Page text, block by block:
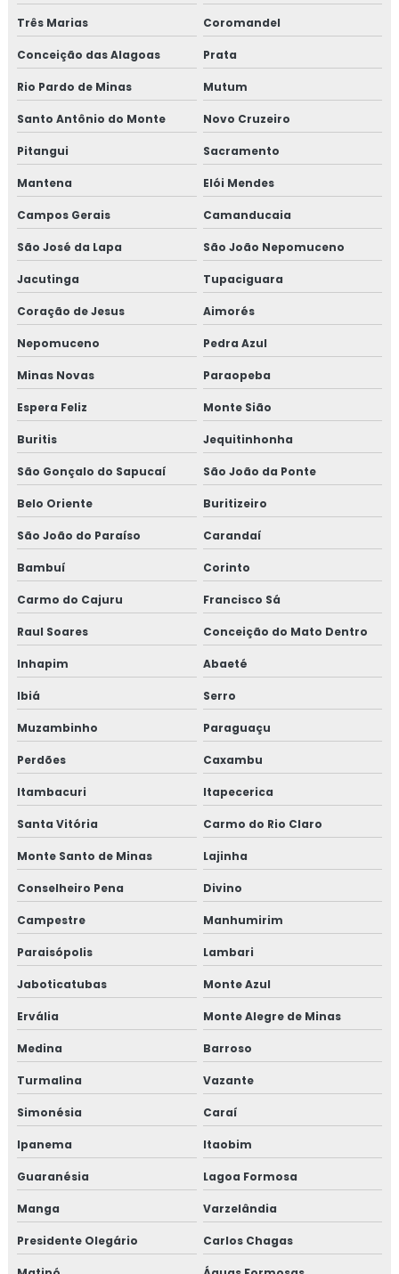
Treinamento em atualização do manual de bpf
Treinamento em auditoria de fornecedores
Treinamento em auditoria interna
Treinamento em auditoria interna da norma FSSC 22000
Treinamento em avaliação de fornecedores
Treinamento em boas práticas de fabricação
Treinamento em boas práticas em laboratórios
Treinamento em certificação GMP+2020
Treinamento em controle de alergênicos
Treinamento em controle de pragas
Treinamento para coordenadores de equipes de melhoria
Treinamento em cultura da segurança de alimentos e
qualidade
Treinamento em dashboard aplicado à indústria
Treinamento para elaboração do plano de HACCP APPCC
Treinamento em food fraud e food defense
Treinamento em formação de auditor interno
Treinamento em formação de equipe esa
Treinamento em fraud e food defense
Treinamento em FSSC 22000
Treinamento em gerenciamento de crises recall e
rastreabilidade
Treinamento em gerenciamento de riscos corporativos
Treinamento em gestão de fornecedores
Treinamento em gestão de fornecedores alergênicos
Treinamento em global market
Treinamento em GMP+ 2020
Treinamento gmp com certificado
Treinamento em HACCP
GMP
Três Marias Coromandel
Conceição das Alagoas Prata
Rio Pardo de Minas Mutum
Santo Antônio do Monte Novo Cruzeiro
Pitangui Sacramento
Mantena Elói Mendes
Campos Gerais Camanducaia
São José da Lapa São João Nepomuceno
Jacutinga Tupaciguara
Coração de Jesus Aimorés
Nepomuceno Pedra Azul
Minas Novas Paraopeba
Espera Feliz Monte Sião
Buritis Jequitinhonha
São Gonçalo do Sapucaí São João da Ponte
Belo Oriente Buritizeiro
São João do Paraíso Carandaí
Bambuí Corinto
Carmo do Cajuru Francisco Sá
Raul Soares Conceição do Mato Dentro
Inhapim Abaeté
Ibiá Serro
Muzambinho Paraguaçu
Perdões Caxambu
Itambacuri Itapecerica
Santa Vitória Carmo do Rio Claro
Monte Santo de Minas Lajinha
Conselheiro Pena Divino
Campestre Manhumirim
Paraisópolis Lambari
Jaboticatubas Monte Azul
Ervália Monte Alegre de Minas
Medina Barroso
Turmalina Vazante
Simonésia Caraí
Ipanema Itaobim
Guaranésia Lagoa Formosa
Manga Varzelândia
Presidente Olegário Carlos Chagas